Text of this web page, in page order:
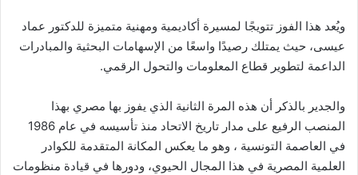
ويُعد هذا الفوز تتويجًا لمسيرة أكاديمية ومهنية متميزة للدكتور عماد
عيسى، حيث يمتلك رصيدًا واسعًا من الإسهامات البحثية والمبادرات
الداعمة لتطوير قطاع المعلومات والتحول الرقمي.
والجدير بالذكر أن هذه المرة الثانية الذي يفوز بها مصري بهذا
المنصب الرفيع على مدار تاريخ الاتحاد منذ تأسيسه في عام 1986
في العاصمة التونسية ، وهو ما يعكس المكانة المتقدمة للكوادر
العلمية المصرية في هذا المجال الحيوي، ودورها في قيادة منظومات